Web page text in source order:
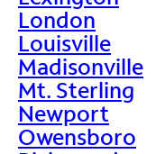
London
Louisville
Madisonville
Mt. Sterling
Newport
Owensboro